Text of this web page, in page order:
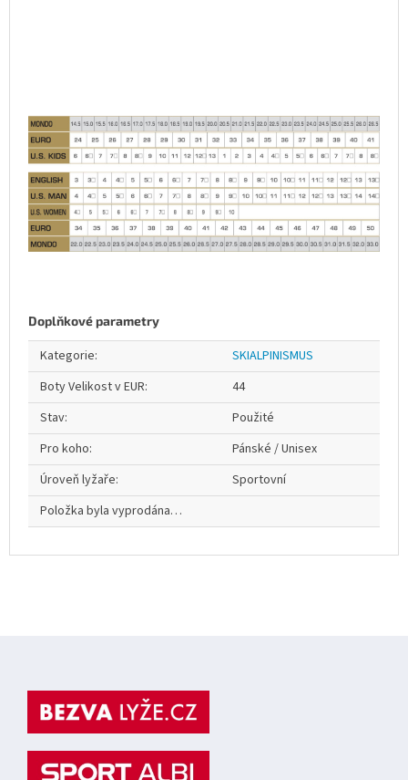
Doplňkové parametry
Kategorie:
SKIALPINISMUS
Boty Velikost v EUR:
44
Stav:
Použité
Pro koho:
Pánské / Unisex
Úroveň lyžaře:
Sportovní
Položka byla vyprodána…